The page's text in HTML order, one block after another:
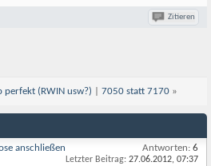
Zitieren
perfekt (RWIN usw?) 7050 statt 7170 »
anschließen Antworten: 6
Letzter Beitrag: 27.06.2012, 07:37